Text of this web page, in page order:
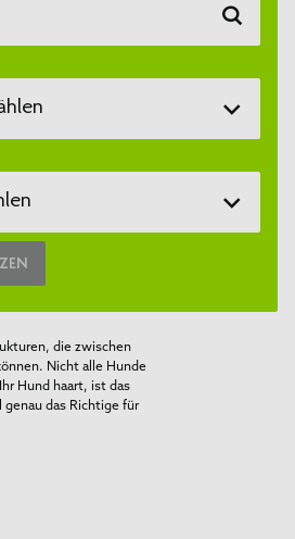
*
Dog
Terrier
Terrier
die zwischen
Nicht alle Hunde
Hund haart, ist das
genau das Richtige für